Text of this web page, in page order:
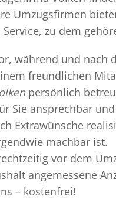
Umzugsfirmen
zu dem
während und nach
freundlichen
persönlich
Sie ansprechbar
Extrawünsche
machbar ist.
vor dem
angemessene
– kostenfrei!